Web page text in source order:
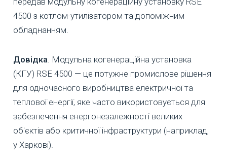
4500 з котлом-утилізатором та допоміжним
обладнанням.
Довідка. Модульна когенераційна установка
(КГУ) RSE 4500 — це потужне промислове рішення
для одночасного виробництва електричної та
теплової енергії, яке часто використовується для
забезпечення енергонезалежності великих
об'єктів або критичної інфраструктури (наприклад,
у Харкові).